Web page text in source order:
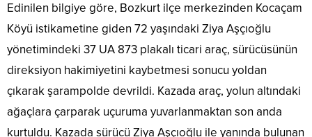
Edinilen bilgiye göre, Bozkurt ilçe merkezinden Kocaçam
Köyü istikametine giden 72 yaşındaki Ziya Aşçıoğlu
yönetimindeki 37 UA 873 plakalı ticari araç, sürücüsünün
direksiyon hakimiyetini kaybetmesi sonucu yoldan
çıkarak şarampolde devrildi. Kazada araç, yolun altındaki
ağaçlara çarparak uçuruma yuvarlanmaktan son anda
kurtuldu. Kazada sürücü Ziya Aşçıoğlu ile yanında bulunan